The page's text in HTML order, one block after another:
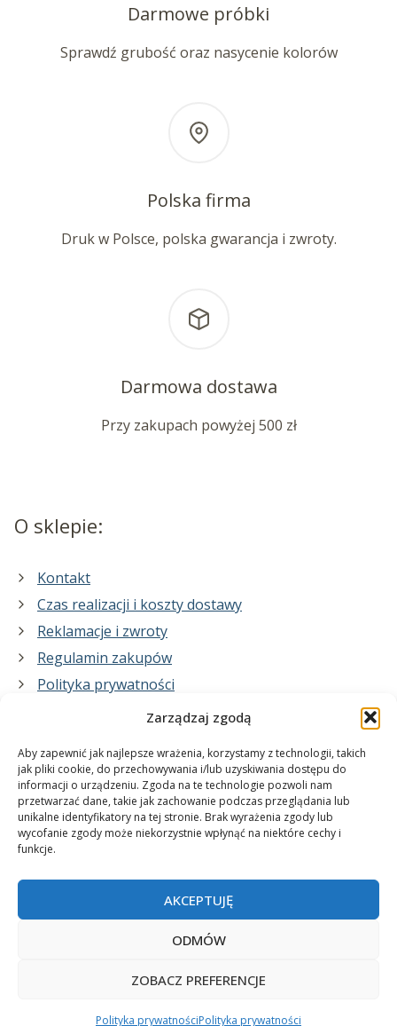
Zarządzaj zgodą
Aby zapewnić jak najlepsze wrażenia, korzystamy z technologii, takich
jak pliki cookie, do przechowywania i/lub uzyskiwania dostępu do
informacji o urządzeniu. Zgoda na te technologie pozwoli nam
przetwarzać dane, takie jak zachowanie podczas przeglądania lub
unikalne identyfikatory na tej stronie. Brak wyrażenia zgody lub
wycofanie zgody może niekorzystnie wpłynąć na niektóre cechy i
funkcje.
AKCEPTUJĘ
ODMÓW
ZOBACZ PREFERENCJE
Polityka prywatnościPolityka prywatności
Darmowe próbki
Sprawdź grubość oraz nasycenie kolorów
Polska firma
Druk w Polsce, polska gwarancja i zwroty.
Darmowa dostawa
Przy zakupach powyżej 500 zł
O sklepie:
Kontakt
Czas realizacji i koszty dostawy
Reklamacje i zwroty
Regulamin zakupów
Polityka prywatności
Co zrobimy dla Ciebie:
projekty plakatów na zamówienie
wydrukuj swój plakat
© 2006-2025 Plakatynasciany.pl